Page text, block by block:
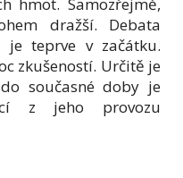
hmot. Samozřejmě,
dražší. Debata
je teprve v začátku.
zkušeností. Určitě je
současné doby je
z jeho provozu